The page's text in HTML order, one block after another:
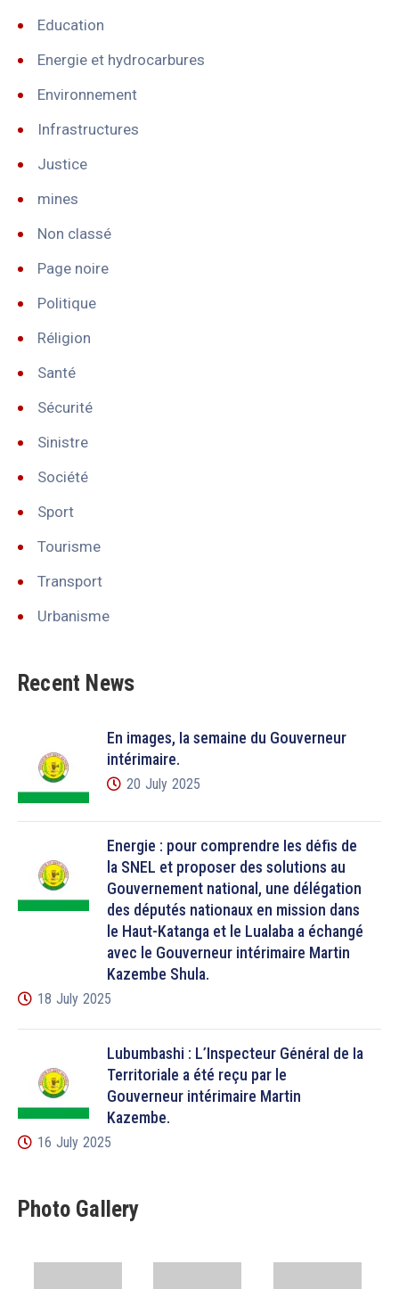
Education
Energie et hydrocarbures
Environnement
Infrastructures
Justice
mines
Non classé
Page noire
Politique
Réligion
Santé
Sécurité
Sinistre
Société
Sport
Tourisme
Transport
Urbanisme
Recent News
En images, la semaine du Gouverneur
intérimaire.
20 July 2025
Énergie : pour comprendre les défis de
la SNEL et proposer des solutions au
Gouvernement national, une délégation
des députés nationaux en mission dans
le Haut-Katanga et le Lualaba a échangé
avec le Gouverneur intérimaire Martin
Kazembe Shula.
18 July 2025
Lubumbashi : L’Inspecteur Général de la
Territoriale a été reçu par le
Gouverneur intérimaire Martin
Kazembe.
16 July 2025
Photo Gallery